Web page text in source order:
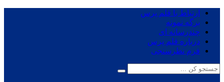
ارتباط با قلم پرس
برگه نمونه
چندرسانه ای
درباره قلم پرس
فرم نظرسنجی